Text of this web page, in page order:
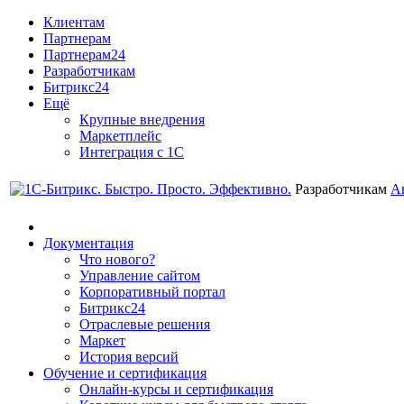
Клиентам
Партнерам
Партнерам24
Разработчикам
Битрикс24
Ещё
Крупные внедрения
Маркетплейс
Интеграция с 1С
Разработчикам
Документация
Что нового?
Управление сайтом
Корпоративный портал
Битрикс24
Отраслевые решения
Маркет
История версий
Обучение и сертификация
Онлайн-курсы и сертификация